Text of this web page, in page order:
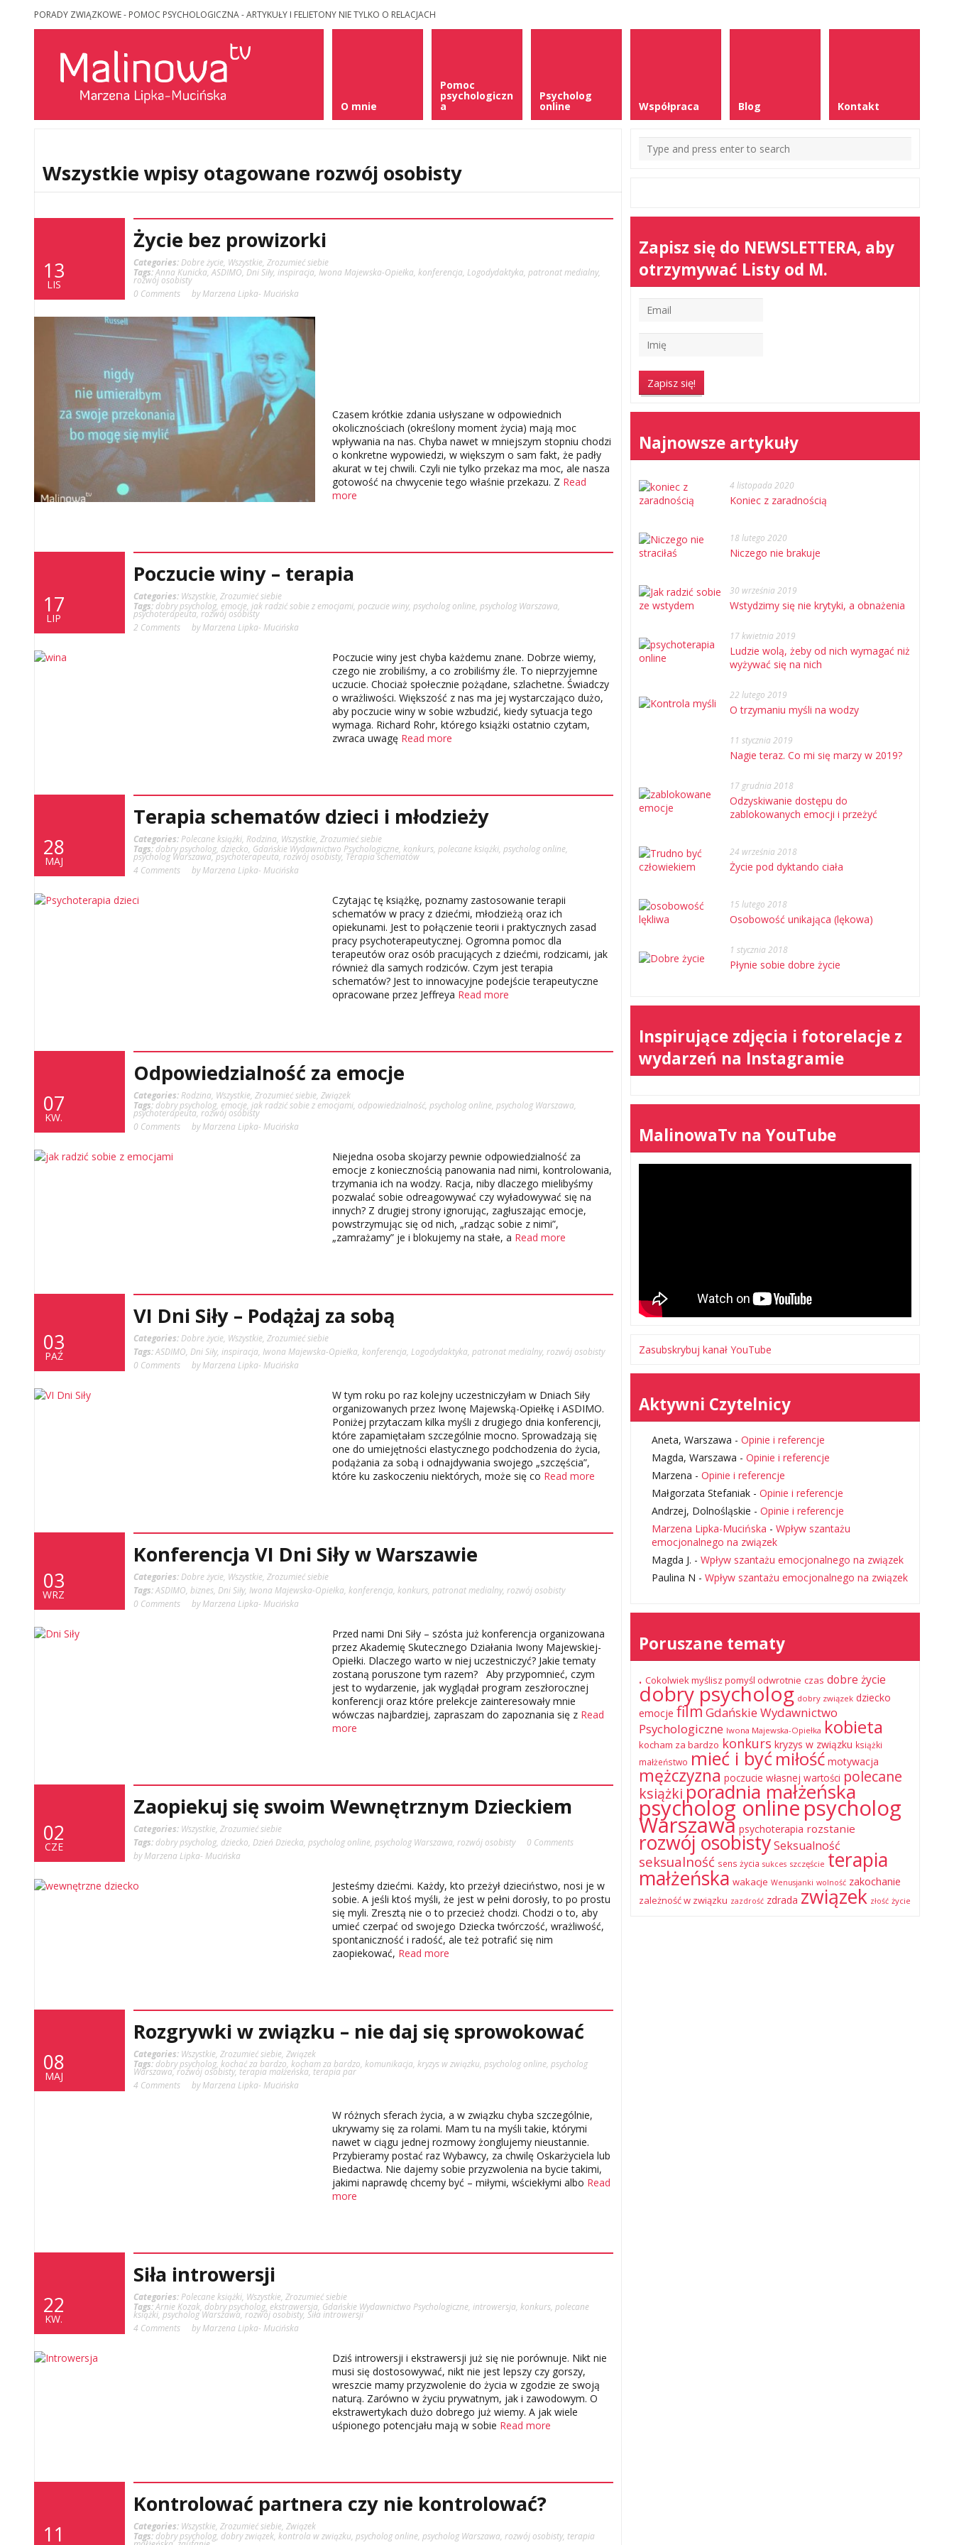
PORADY ZWIĄZKOWE - POMOC PSYCHOLOGICZNA - ARTYKUŁY I FELIETONY NIE TYLKO O RELACJACH
O mnie
Pomoc
psychologiczn
a
Psycholog
online Współpraca Blog Kontakt
Wszystkie wpisy otagowane rozwój osobisty
13
LIS
Życie bez prowizorki
Categories: Dobre życie Wszystkie Zrozumieć siebie
Tags:Anna Kunicka ASDIMO Dni Siły, inspiracja Iwona Majewska-Opiełka konferencja Logodydaktyka patronat medialny,
rozwój osobisty
0 Comments
by Marzena Lipka- Mucińska
Czasem krótkie zdania usłyszane w odpowiednich
okolicznościach (określony moment życia) mają moc
wpływania na nas. Chyba nawet w mniejszym stopniu chodzi
o konkretne wypowiedzi, w większym o sam fakt, że padły
akurat w tej chwili. Czyli nie tylko przekaz ma moc, ale nasza
gotowość na chwycenie tego właśnie przekazu. Z Read
more
17
LIP
Poczucie winy – terapia
Categories: Wszystkie Zrozumieć siebie
Tags: dobry psycholog emocje jak radzić sobie z emocjami poczucie winy, psycholog online psycholog Warszawa
psychoterapeuta rozwój osobisty
2 Comments
by Marzena Lipka- Mucińska
Poczucie winy jest chyba każdemu znane. Dobrze wiemy,
czego nie zrobiliśmy, a co zrobiliśmy źle. To nieprzyjemne
uczucie. Chociaż społecznie pożądane, szlachetne. Świadczy
o wrażliwości. Większość z nas ma jej wystarczająco dużo,
aby poczucie winy w sobie wzbudzić, kiedy sytuacja tego
wymaga. Richard Rohr, którego książki ostatnio czytam,
zwraca uwagę Read more
28
MAJ
Terapia schematów dzieci i młodzieży
Categories: Polecane książki Rodzina Wszystkie Zrozumieć siebie
Tags: dobry psycholog dziecko Gdańskie Wydawnictwo Psychologiczne konkurs polecane książki psycholog online
psycholog Warszawa,psychoterapeuta rozwój osobisty, Terapia schematów
4 Comments
by Marzena Lipka- Mucińska
Czytając tę książkę, poznamy zastosowanie terapii
schematów w pracy z dziećmi, młodzieżą oraz ich
opiekunami. Jest to połączenie teorii i praktycznych zasad
pracy psychoterapeutycznej. Ogromna pomoc dla
terapeutów oraz osób pracujących z dziećmi, rodzicami, jak
również dla samych rodziców. Czym jest terapia
schematów? Jest to innowacyjne podejście terapeutyczne
opracowane przez Jeffreya Read more
07
KW.
Odpowiedzialność za emocje
Categories: Rodzina Wszystkie Zrozumieć siebie Związek
Tags: dobry psycholog emocje jak radzić sobie z emocjami odpowiedzialność psycholog online psycholog Warszawa
psychoterapeuta rozwój osobisty
0 Comments
by Marzena Lipka- Mucińska
Niejedna osoba skojarzy pewnie odpowiedzialność za
emocje z koniecznością panowania nad nimi, kontrolowania,
trzymania ich na wodzy. Racja, niby dlaczego mielibyśmy
pozwalać sobie odreagowywać czy wyładowywać się na
innych? Z drugiej strony ignorując, zagłuszając emocje,
powstrzymując się od nich, „radząc sobie z nimi”,
„zamrażamy” je i blokujemy na stałe, a Read more
03
PAŹ
VI Dni Siły – Podążaj za sobą
Categories: Dobre życie Wszystkie Zrozumieć siebie
Tags:ASDIMO Dni Siły, inspiracja Iwona Majewska-Opiełka konferencja Logodydaktyka patronat medialny, rozwój osobisty
0 Comments
by Marzena Lipka- Mucińska
W tym roku po raz kolejny uczestniczyłam w Dniach Siły
organizowanych przez Iwonę Majewską-Opiełkę i ASDIMO.
Poniżej przytaczam kilka myśli z drugiego dnia konferencji,
które zapamiętałam szczególnie mocno. Sprowadzają się
one do umiejętności elastycznego podchodzenia do życia,
podążania za sobą i odnajdywania swojego „szczęścia”,
które ku zaskoczeniu niektórych, może się co Read more
03
WRZ
Konferencja VI Dni Siły w Warszawie
Categories: Dobre życie Wszystkie Zrozumieć siebie
Tags:ASDIMO biznes Dni Siły, Iwona Majewska-Opiełka konferencja konkurs patronat medialny, rozwój osobisty
0 Comments
by Marzena Lipka- Mucińska
Przed nami Dni Siły – szósta już konferencja organizowana
przez Akademię Skutecznego Działania Iwony Majewskiej-
Opiełki. Dlaczego warto w niej uczestniczyć? Jakie tematy
zostaną poruszone tym razem? Aby przypomnieć, czym
jest to wydarzenie, jak wyglądał program zeszłorocznej
konferencji oraz które prelekcje zainteresowały mnie
wówczas najbardziej, zapraszam do zapoznania się z Read
more
02
CZE
Zaopiekuj się swoim Wewnętrznym Dzieckiem
Categories: Wszystkie Zrozumieć siebie
Tags: dobry psycholog dziecko Dzień Dziecka psycholog online psycholog Warszawa rozwój osobisty
0 Comments
by Marzena Lipka- Mucińska
Jesteśmy dziećmi. Każdy, kto przeżył dzieciństwo, nosi je w
sobie. A jeśli ktoś myśli, że jest w pełni dorosły, to po prostu
się myli. Zresztą nie o to przecież chodzi. Chodzi o to, aby
umieć czerpać od swojego Dziecka twórczość, wrażliwość,
spontaniczność i radość, ale też potrafić się nim
zaopiekować, Read more
08
MAJ
Rozgrywki w związku – nie daj się sprowokować
Categories: Wszystkie Zrozumieć siebie Związek
Tags: dobry psycholog kochać za bardzo kocham za bardzo komunikacja kryzys w związku psycholog online psycholog
Warszawa,rozwój osobisty, terapia małżeńska terapia par
4 Comments
by Marzena Lipka- Mucińska
W różnych sferach życia, a w związku chyba szczególnie,
ukrywamy się za rolami. Mam tu na myśli takie, którymi
nawet w ciągu jednej rozmowy żonglujemy nieustannie.
Przybieramy postać raz Wybawcy, za chwilę Oskarżyciela lub
Biedactwa. Nie dajemy sobie przyzwolenia na bycie takimi,
jakimi naprawdę chcemy być – miłymi, wściekłymi albo Read
more
22
KW.
Siła introwersji
Categories: Polecane książki Wszystkie Zrozumieć siebie
Tags:Arnie Kozak dobry psycholog ekstrawersja Gdańskie Wydawnictwo Psychologiczne introwersja konkurs polecane
książki psycholog Warszawa rozwój osobisty, Siła introwersji
4 Comments
by Marzena Lipka- Mucińska
Dziś introwersji i ekstrawersji już się nie porównuje. Nikt nie
musi się dostosowywać, nikt nie jest lepszy czy gorszy,
wreszcie mamy przyzwolenie do życia w zgodzie ze swoją
naturą. Zarówno w życiu prywatnym, jak i zawodowym. O
ekstrawertykach dużo dobrego już wiemy. A jak wiele
uśpionego potencjału mają w sobie Read more
11
Kontrolować partnera czy nie kontrolować?
Categories: Wszystkie Zrozumieć siebie Związek
Tags: dobry psycholog dobry związek kontrola w związku psycholog online psycholog Warszawa rozwój osobisty, terapia
Zapisz się do NEWSLETTERA, aby
otrzymywać Listy od M.
Najnowsze artykuły
4 listopada 2020
Koniec z zaradnością
18 lutego 2020
Niczego nie brakuje
30 września 2019
Wstydzimy się nie krytyki, a obnażenia
17 kwietnia 2019
Ludzie wolą, żeby od nich wymagać niż
wyżywać się na nich
22 lutego 2019
O trzymaniu myśli na wodzy
11 stycznia 2019
Nagie teraz. Co mi się marzy w 2019?
17 grudnia 2018
Odzyskiwanie dostępu do
zablokowanych emocji i przeżyć
24 września 2018
Życie pod dyktando ciała
15 lutego 2018
Osobowość unikająca (lękowa)
1 stycznia 2018
Płynie sobie dobre życie
Inspirujące zdjęcia i fotorelacje z
wydarzeń na Instagramie
MalinowaTv na YouTube
Zasubskrybuj kanał YouTube
Aktywni Czytelnicy
Aneta, Warszawa - Opinie i referencje
Magda, Warszawa - Opinie i referencje
Marzena - Opinie i referencje
Małgorzata Stefaniak - Opinie i referencje
Andrzej, Dolnośląskie - Opinie i referencje
Marzena Lipka-Mucińska - Wpływ szantażu
emocjonalnego na związek
Magda J. - Wpływ szantażu emocjonalnego na związek
Paulina N - Wpływ szantażu emocjonalnego na związek
Poruszane tematy
. Cokolwiek myślisz pomyśl odwrotnie czas dobre życie
dobry psycholog dobry związek dziecko
emocje filmGdańskie Wydawnictwo
Psychologiczne Iwona Majewska-Opiełka kobieta
kocham za bardzo konkurs kryzys w związku książki
małżeństwo mieć i być miłość motywacja
mężczyzna poczucie własnej wartości polecane
książki poradnia małżeńska
psycholog onlinepsycholog
Warszawa psychoterapia rozstanie
rozwój osobistySeksualność
seksualność sens życia sukces szczęście terapia
małżeńska wakacje Wenusjanki wolność zakochanie
zależność w związku zazdrość zdrada związek złość życie